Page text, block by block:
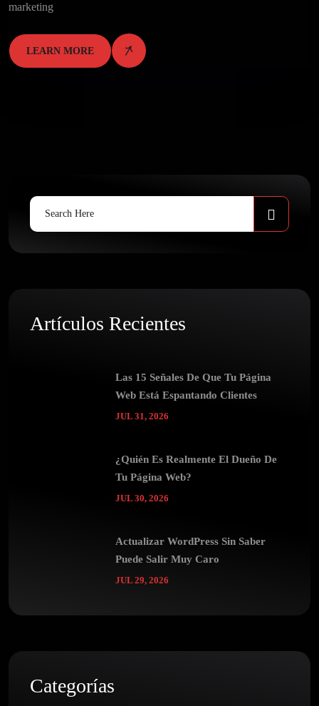
marketing
LEARN MORE
Search
for:
Artículos Recientes
Las 15 Señales De Que Tu Página
Web Está Espantando Clientes
JUL 31, 2026
¿Quién Es Realmente El Dueño De
Tu Página Web?
JUL 30, 2026
Actualizar WordPress Sin Saber
Puede Salir Muy Caro
JUL 29, 2026
Categorías